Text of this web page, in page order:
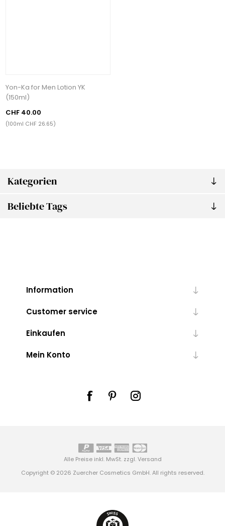
Kategorien
Beliebte Tags
Yon-Ka for Men Lotion YK
(150ml)
CHF 40.00
(100ml CHF 26.65)
Information
Customer service
Einkaufen
Mein Konto
Alle Preise inkl. MwSt. zzgl.Versand
Copyright © 2026 Zuercher Cosmetics GmbH. All rights reserved.